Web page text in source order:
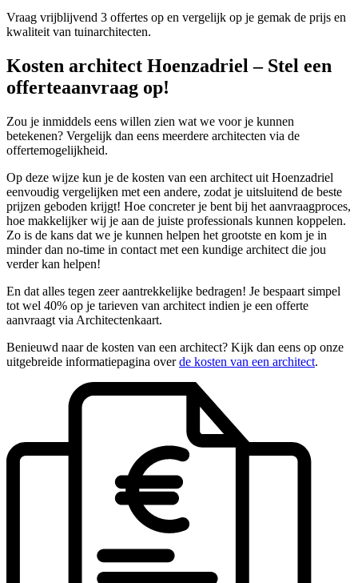
Vraag vrijblijvend 3 offertes op en vergelijk op je gemak de prijs en
kwaliteit van tuinarchitecten.
Kosten architect Hoenzadriel – Stel een
offerteaanvraag op!
Zou je inmiddels eens willen zien wat we voor je kunnen
betekenen? Vergelijk dan eens meerdere architecten via de
offertemogelijkheid.
Op deze wijze kun je de kosten van een architect uit Hoenzadriel
eenvoudig vergelijken met een andere, zodat je uitsluitend de beste
prijzen geboden krijgt! Hoe concreter je bent bij het aanvraagproces,
hoe makkelijker wij je aan de juiste professionals kunnen koppelen.
Zo is de kans dat we je kunnen helpen het grootste en kom je in
minder dan no-time in contact met een kundige architect die jou
verder kan helpen!
En dat alles tegen zeer aantrekkelijke bedragen! Je bespaart simpel
tot wel 40% op je tarieven van architect indien je een offerte
aanvraagt via Architectenkaart.
Benieuwd naar de kosten van een architect? Kijk dan eens op onze
uitgebreide informatiepagina overde kosten van een architect.